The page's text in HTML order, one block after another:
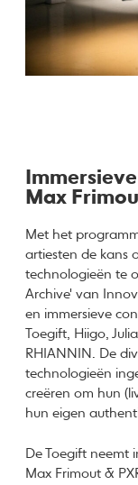
Max
Met het
artiesten de kans
technologieën te
Archive' van
en immersieve
Toegift, Hiigo,
RHIANNIN. De
technologieën
creëren om hun
hun eigen
De Toegift neemt
Max Frimout &